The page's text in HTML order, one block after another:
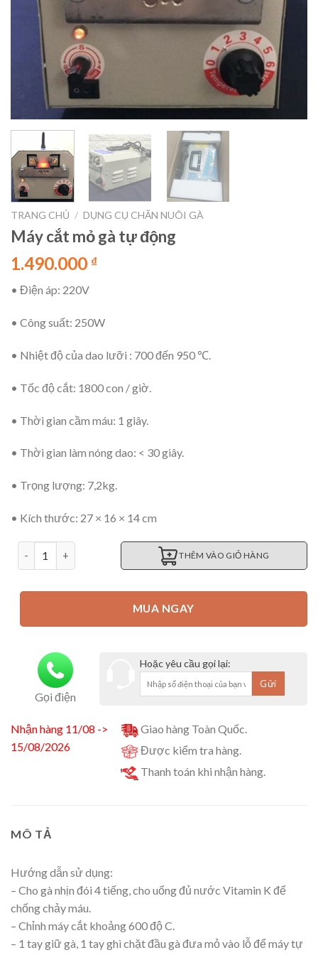
TRANG CHỦ / DỤNG CỤ CHĂN NUÔI GÀ
Máy cắt mỏ gà tự động
1.490.000 ₫
• Điện áp: 220V
• Công suất: 250W
• Nhiệt độ của dao lưỡi : 700 đến 950 ℃.
• Tốc độ cắt: 1800 con / giờ.
• Thời gian cầm máu: 1 giây.
• Thời gian làm nóng dao: < 30 giây.
• Trọng lượng: 7,2kg.
• Kích thước: 27 × 16 × 14 cm
Máy cắt mỏ gà tự động số lượng
THÊM VÀO GIỎ HÀNG
MUA NGAY
Gọi điện
Hoặc yêu cầu gọi lại:
Nhận hàng 11/08 ->
15/08/2026
Giao hàng Toàn Quốc.
Được kiểm tra hàng.
Thanh toán khi nhận hàng.
MÔ TẢ
Hướng dẫn sử dụng:
– Cho gà nhịn đói 4 tiếng, cho uống đủ nước Vitamin K để
chống chảy máu.
– Chỉnh máy cắt khoảng 600 độ C.
– 1 tay giữ gà, 1 tay ghì chặt đầu gà đưa mỏ vào lỗ để máy tự